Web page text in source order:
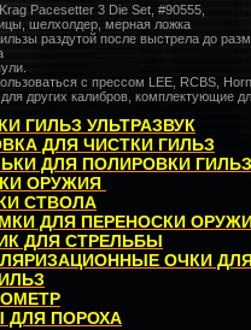
Pacesetter 3 Die Set, #90555,
шелхолдер, мерная ложка
раздутой после выстрела до
с прессом LEE, RCBS,
других калибров, комплектующие
ГИЛЬЗ УЛЬТРАЗВУК
ДЛЯ ЧИСТКИ ГИЛЬЗ
ДЛЯ ПОЛИРОВКИ ГИЛЬЗ
ОРУЖИЯ
СТВОЛА
ДЛЯ ПЕРЕНОСКИ
ДЛЯ СТРЕЛЬБЫ
ОЧКИ
ДЛЯ ПОРОХА